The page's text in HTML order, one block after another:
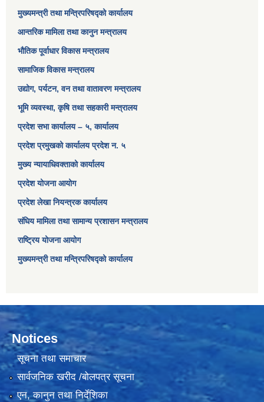
मुख्यमन्त्री तथा मन्त्रिपरिषद्को कार्यालय
आन्तरिक मामिला तथा कानुन मन्त्रालय
भौतिक पूर्वाधार विकास मन्त्रालय
सामाजिक विकास मन्त्रालय
उद्योग, पर्यटन, वन तथा वातावरण मन्त्रालय
भूमि व्यवस्था, कृषि तथा सहकारी मन्त्रालय
प्रदेश सभा कार्यालय – ५, कार्यालय
प्रदेश प्रमुखको कार्यालय प्रदेश न. ५
मुख्य न्यायाधिवक्ताको कार्यालय
प्रदेश योजना आयोग
प्रदेश लेखा नियन्त्रक कार्यालय
संघिय मामिला तथा सामान्य प्रशासन मन्त्रालय
राष्ट्रिय योजना आयोग
मुख्यमन्त्री तथा मन्त्रिपरिषद्को कार्यालय
Notices
सूचना तथा समाचार
सार्वजनिक खरीद /बोलपत्र सूचना
एन, कानुन तथा निर्देशिका